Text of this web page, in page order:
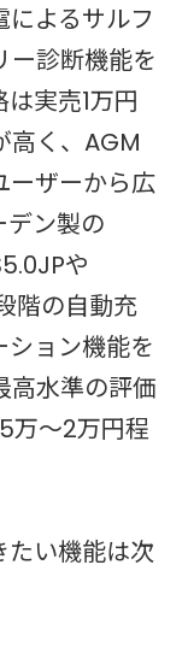
によるサルフ
ー診断機能を
実売1万円
高く、AGM
ーザーから広
デン製の
や
階の自動充
ョン機能を
高水準の評価
万〜2万円程
たい機能は次